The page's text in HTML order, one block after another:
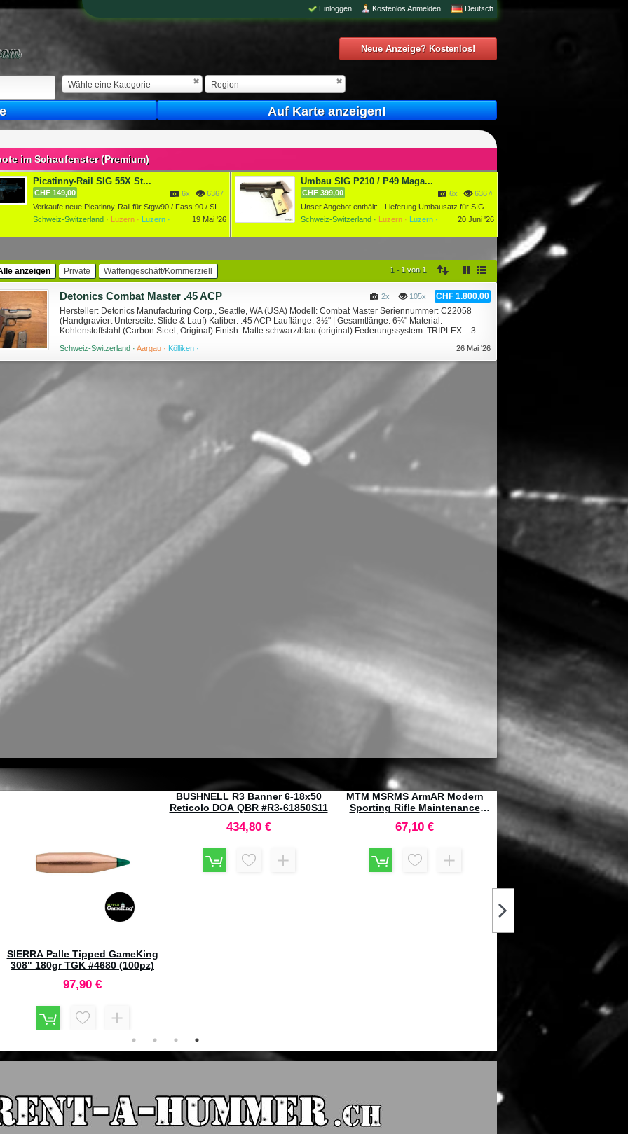
Deutsch
Kostenlos Anmelden
Einloggen
Neue Anzeige? Kostenlos!
Wähle eine Kategorie Region
Auf Karte anzeigen!
im Schaufenster (Premium)
Picatinny-Rail SIG 55X St...
CHF 149,00 6367022x
6x
Schweiz-Switzerland · Luzern · Luzern · 19 Mai '26
Umbau SIG P210 / P49 Maga...
CHF 399,00 6367077x
6x
Schweiz-Switzerland · Luzern · Luzern · 20 Juni '26
anzeigen Private Waffengeschäft/Kommerziell 1 - 1 von 1
Detonics Combat Master .45 ACP CHF 1.800,00
105x
2x
Hersteller: Detonics Manufacturing Corp., Seattle, WA (USA) Modell: Combat Master Seriennummer: C22058
(Handgraviert Unterseite: Slide & Lauf) Kaliber: .45 ACP Lauflänge: 3½" | Gesamtlänge: 6¾" Material:
Kohlenstoffstahl (Carbon Steel, Original) Finish: Matte schwarz/blau (original) Federungssystem: TRIPLEX – 3
Schweiz-Switzerland ·Aargau · Kölliken · 26 Mai '26
SIERRA Palle Tipped GameKing
308" 180gr TGK #4680 (100pz)
97,90 €
HAGOPUR Attrattore
Fuchs-Wunder 250ml